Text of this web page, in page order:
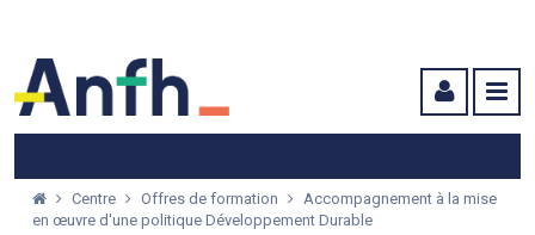
Centre Offres de formation
Accompagnement à la mise
en œuvre d'une politique Développement Durable